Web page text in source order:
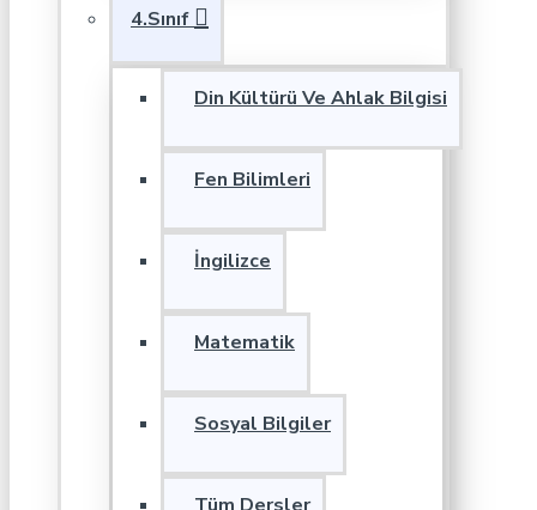
4.Sınıf
Din Kültürü Ve Ahlak Bilgisi
Fen Bilimleri
İngilizce
Matematik
Sosyal Bilgiler